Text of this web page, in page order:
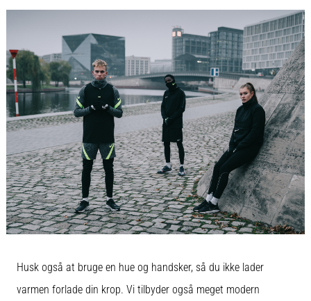
støvler
adidas
og
PUMA.
Vær
en
del
af
hver
kamp,
…
artikler
Husk også at bruge en hue og handsker, så du ikke lader
varmen forlade din krop. Vi tilbyder også meget modern